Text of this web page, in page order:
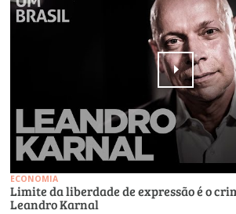
ECONOMIA
Limite da liberdade de expressão é o
Leandro Karnal